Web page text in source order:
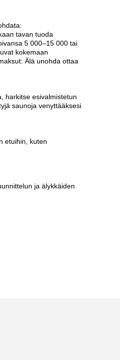
tavan tuoda
5 000–15 000 tai
kokemaan
Älä unohda ottaa
harkitse esivalmistetun
saunoja venyttääksesi
etuihin, kuten
ja älykkäiden